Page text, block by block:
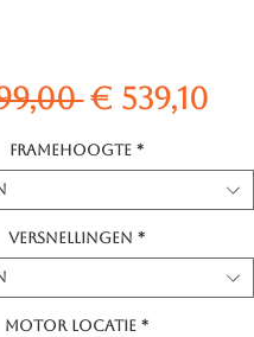
Normale
prijs
€ 539,10
Framehoogte *
Versnellingen *
Motor locatie *